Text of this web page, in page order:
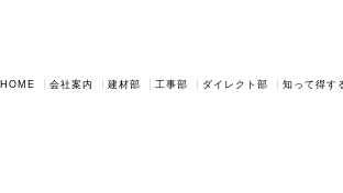
HOME 会社案内 建材部 工事部 ダイレクト部 知って得す